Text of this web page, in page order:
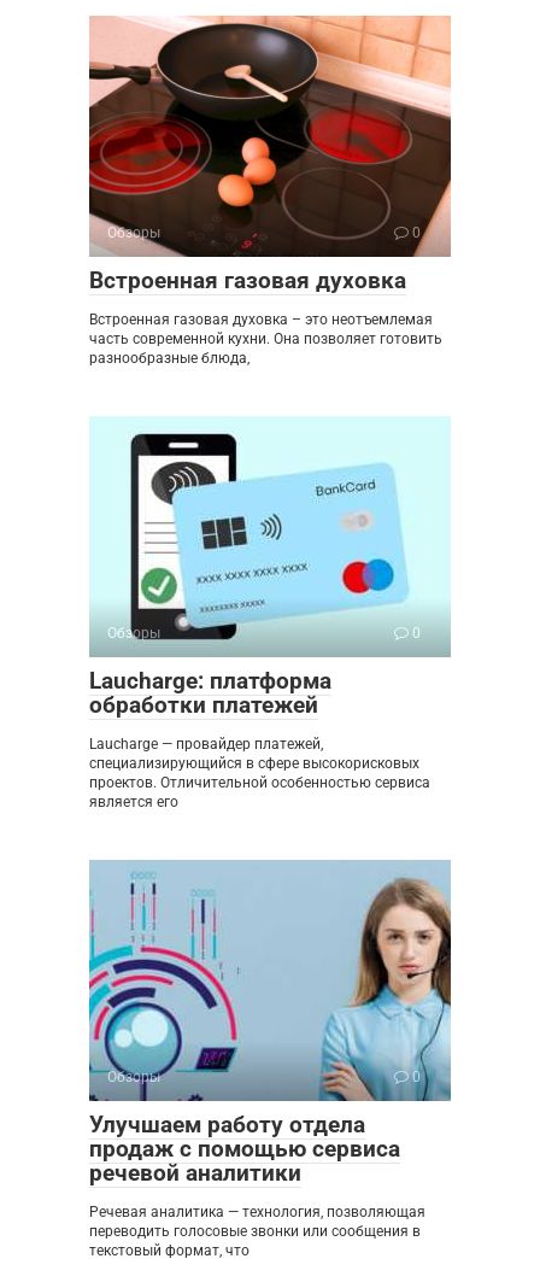
Обзоры 0
Встроенная газовая духовка
Встроенная газовая духовка – это неотъемлемая
часть современной кухни. Она позволяет готовить
разнообразные блюда,
Обзоры 0
Laucharge: платформа
обработки платежей
Laucharge — провайдер платежей,
специализирующийся в сфере высокорисковых
проектов. Отличительной особенностью сервиса
является его
Обзоры 0
Улучшаем работу отдела
продаж с помощью сервиса
речевой аналитики
Речевая аналитика — технология, позволяющая
переводить голосовые звонки или сообщения в
текстовый формат, что